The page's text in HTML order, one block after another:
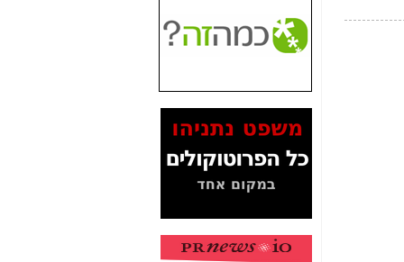
האם ביבי וקרא קבלו
בכלל תמורה עבור
המסמכים בנושא בזק-
Yes (תיק 4000)
מוכיחים "תפירת תיק"
לאיש הלא נכון! -כאן
עובדות ומסמכים
האם ביבי כשר
תקשורת עזר לקב'
בזק? -כאן